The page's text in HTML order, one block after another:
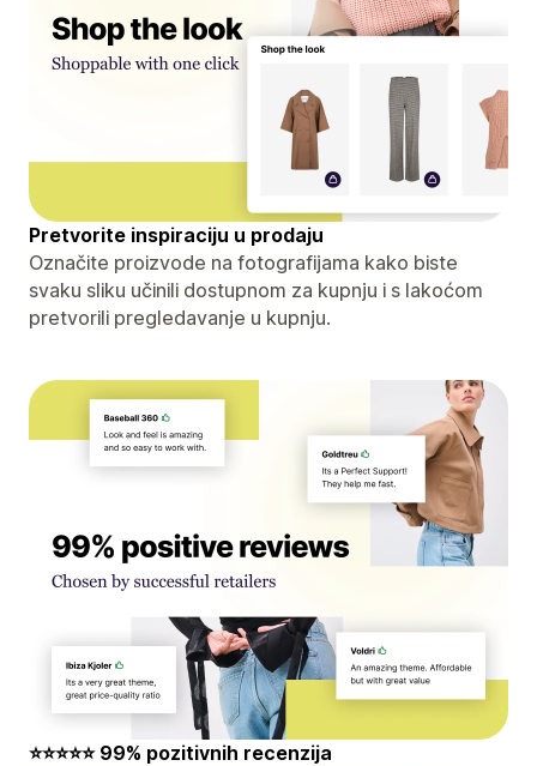
Pretvorite inspiraciju u prodaju
Označite proizvode na fotografijama kako biste
svaku sliku učinili dostupnom za kupnju i s lakoćom
pretvorili pregledavanje u kupnju.
⭐⭐⭐⭐⭐ 99% pozitivnih recenzija